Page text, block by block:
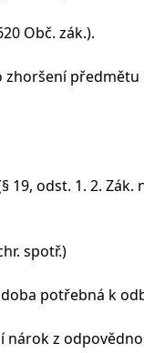
Obč. zák.).
předmětu
19, odst. 1. 2. Zák.
spotř.)
potřebná k
z